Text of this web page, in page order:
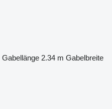
Gabellänge 2.34 m Gabelbreite